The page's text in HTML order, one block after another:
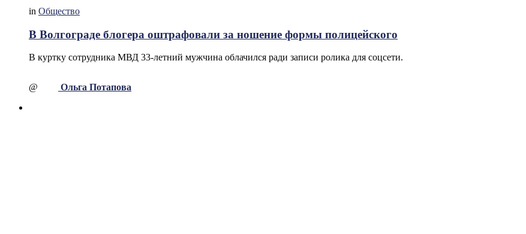
in Общество
В Волгограде блогера оштрафовали за ношение формы полицейского
В куртку сотрудника МВД 33-летний мужчина облачился ради записи ролика для соцсети.
@ Ольга Потапова